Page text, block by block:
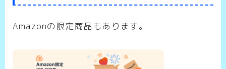
Amazonの限定商品もあります。